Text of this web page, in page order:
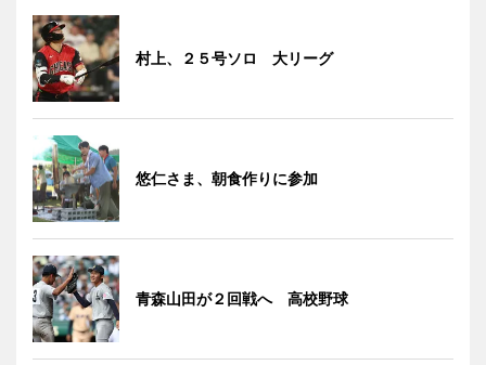
村上、２５号ソロ 大リーグ
悠仁さま、朝食作りに参加
青森山田が２回戦へ 高校野球